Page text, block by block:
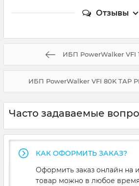
Отзывы
ИБП PowerWalker VFI
ИБП PowerWalker VFI 80K TAP
Часто задаваемые
КАК ОФОРМИТЬ ЗАКАЗ?
Оформить заказ онлайн на
товар можно в любое время